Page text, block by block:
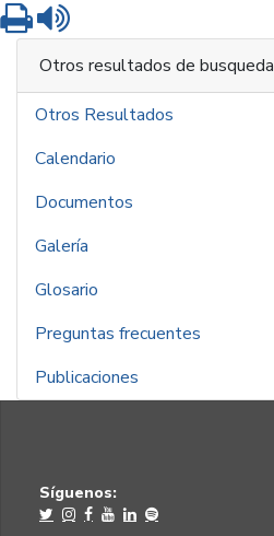
Imprimir
Otros resultados de busqueda
Otros Resultados
Calendario
Documentos
Galería
Glosario
Preguntas frecuentes
Publicaciones
Síguenos: